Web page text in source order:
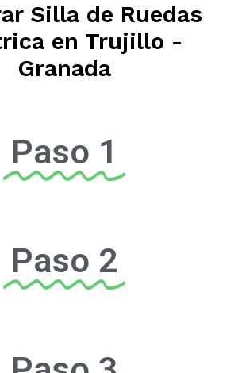
Silla de Ruedas
en Trujillo -
Granada
Paso 1
Paso 2